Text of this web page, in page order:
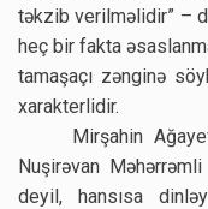
təkzib verilməlidir” –
heç bir fakta
tamaşaçı zənginə
xarakterlidir.
Mirşahin
Nuşirəvan
deyil, hansısa